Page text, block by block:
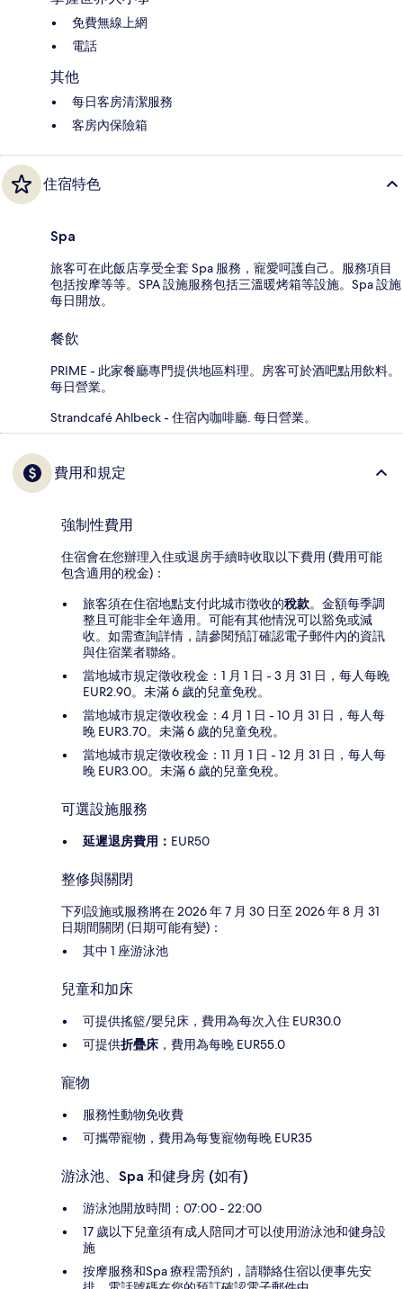
免費無線上網
電話
其他
每日客房清潔服務
客房內保險箱
住宿特色
Spa
旅客可在此飯店享受全套 Spa 服務，寵愛呵護自己。服務項目
包括按摩等等。SPA 設施服務包括三溫暖烤箱等設施。Spa 設施
每日開放。
餐飲
PRIME - 此家餐廳專門提供地區料理。房客可於酒吧點用飲料。
每日營業。
Strandcafé Ahlbeck - 住宿內咖啡廳. 每日營業。
費用和規定
強制性費用
住宿會在您辦理入住或退房手續時收取以下費用 (費用可能
包含適用的稅金)：
旅客須在住宿地點支付此城市徴收的稅款。金額每季調
整且可能非全年適用。可能有其他情況可以豁免或減
收。如需查詢詳情，請參閱預訂確認電子郵件內的資訊
與住宿業者聯絡。
當地城市規定徵收稅金：1 月 1 日 - 3 月 31 日，每人每晚
EUR2.90。未滿 6 歲的兒童免稅。
當地城市規定徵收稅金：4 月 1 日 - 10 月 31 日，每人每
晚 EUR3.70。未滿 6 歲的兒童免稅。
當地城市規定徵收稅金：11 月 1 日 - 12 月 31 日，每人每
晚 EUR3.00。未滿 6 歲的兒童免稅。
可選設施服務
延遲退房費用： EUR50
整修與關閉
下列設施或服務將在 2026 年 7 月 30 日至 2026 年 8 月 31
日期間關閉 (日期可能有變)：
其中 1 座游泳池
兒童和加床
可提供搖籃/嬰兒床，費用為每次入住 EUR30.0
可提供折疊床 ，費用為每晚 EUR55.0
寵物
服務性動物免收費
可攜帶寵物，費用為每隻寵物每晚 EUR35
游泳池、Spa 和健身房 (如有)
游泳池開放時間：07:00 - 22:00
17 歲以下兒童須有成人陪同才可以使用游泳池和健身設
施
按摩服務和Spa 療程需預約，請聯絡住宿以便事先安